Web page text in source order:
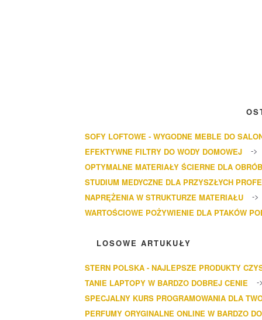
SOFY LOFTOWE - WYGODNE MEBLE DO
EFEKTYWNE FILTRY DO WODY DOMOWEJ
OPTYMALNE MATERIAŁY ŚCIERNE DLA
STUDIUM MEDYCZNE DLA PRZYSZŁYCH
NAPRĘŻENIA W STRUKTURZE MATERIAŁU
WARTOŚCIOWE POŻYWIENIE DLA PTAKÓW
LOSOWE ARTUKUŁY
STERN POLSKA - NAJLEPSZE PRODUKTY
TANIE LAPTOPY W BARDZO DOBREJ CENIE
SPECJALNY KURS PROGRAMOWANIA DLA
PERFUMY ORYGINALNE ONLINE W BARDZO